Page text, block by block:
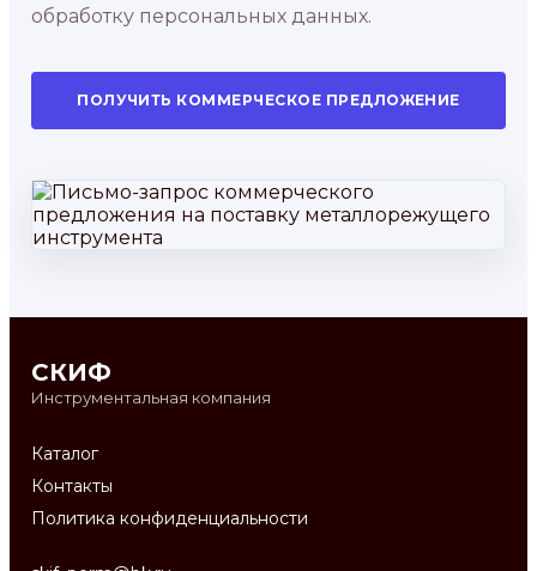
обработку персональных данных.
ПОЛУЧИТЬ КОММЕРЧЕСКОЕ ПРЕДЛОЖЕНИЕ
СКИФ
Инструментальная компания
Каталог
Контакты
Политика конфиденциальности